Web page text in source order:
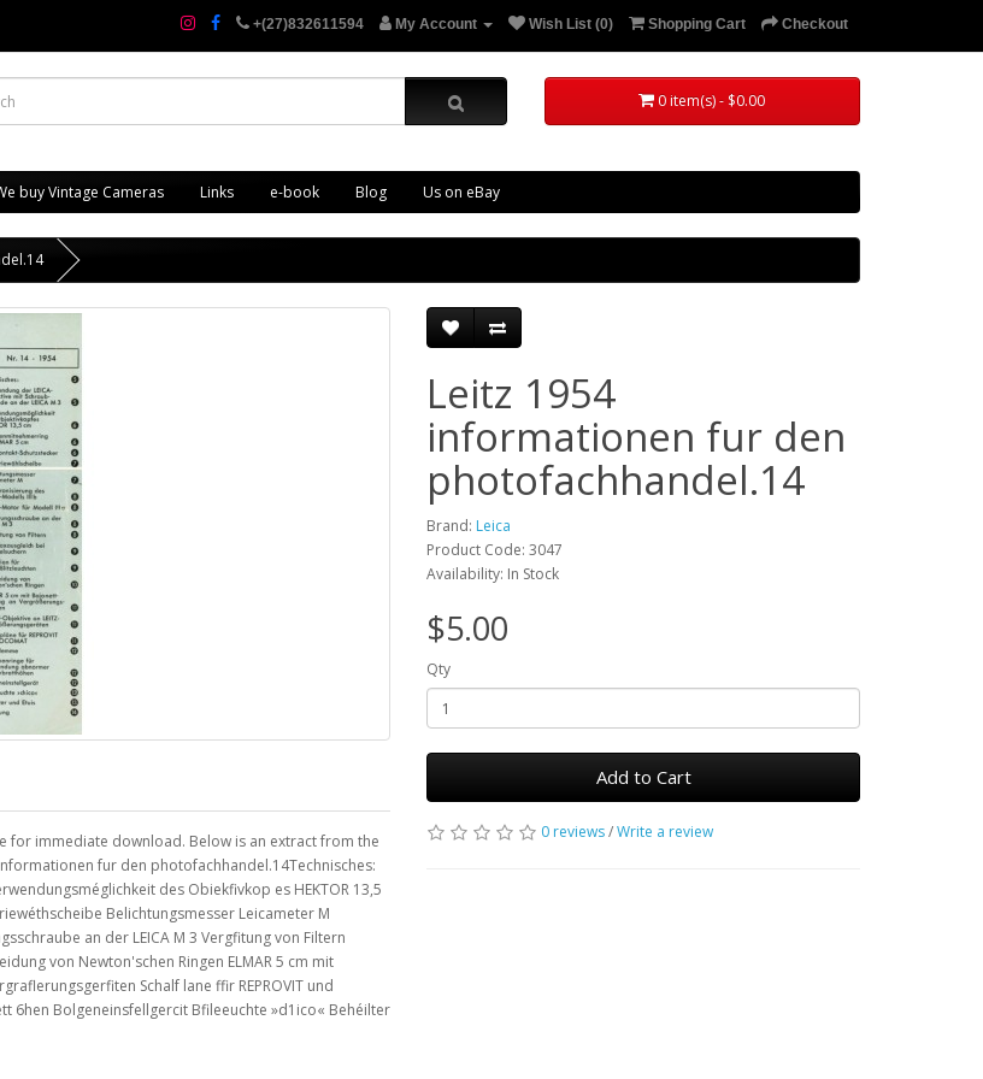
+(27)832611594 My Account Wish List (0) Shopping Cart Checkout
0 item(s) - $0.00
buy Vintage Cameras Links e-book Blog Us on eBay
for immediate download. Below is an extract from the
fur den photofachhandel.14Technisches:
des Obiekfivkop es HEKTOR 13,5
Belichtungsmesser Leicameter M
an der LEICA M 3 Vergfitung von Filtern
von Newton'schen Ringen ELMAR 5 cm mit
Schalf lane ffir REPROVIT und
6hen Bolgeneinsfellgercit Bfileeuchte »d1ico« Behéilter
Leitz 1954
informationen fur den
photofachhandel.14
Brand: Leica
Product Code: 3047
Availability: In Stock
$5.00
Qty
Add to Cart
0 reviews/Write a review